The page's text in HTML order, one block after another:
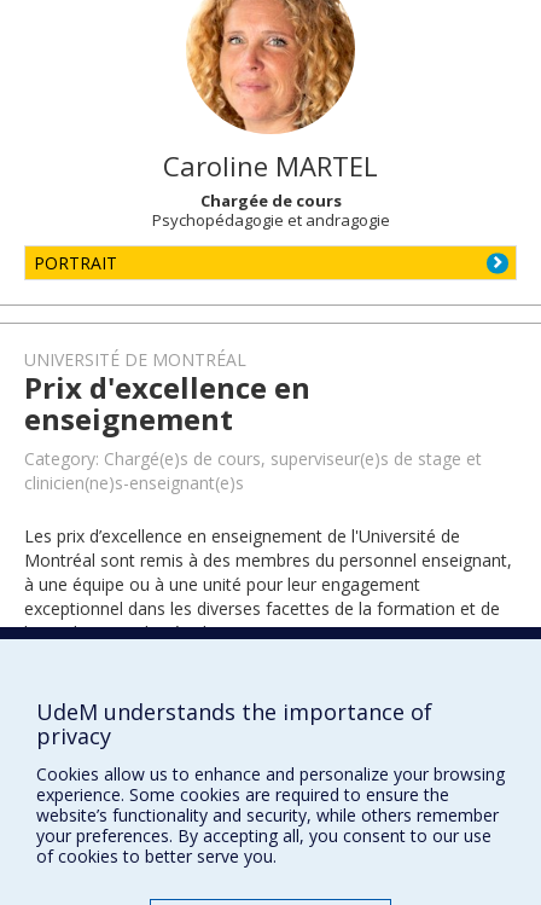
Caroline MARTEL
Chargée de cours
Psychopédagogie et andragogie
PORTRAIT
UNIVERSITÉ DE MONTRÉAL
Prix d'excellence en
enseignement
Category: Chargé(e)s de cours, superviseur(e)s de stage et
clinicien(ne)s-enseignant(e)s
Les prix d’excellence en enseignement de l'Université de
Montréal sont remis à des membres du personnel enseignant,
à une équipe ou à une unité pour leur engagement
exceptionnel dans les diverses facettes de la formation et de
l’encadrement des étudiants.
UdeM understands the importance of
privacy
Cookies allow us to enhance and personalize your browsing
experience. Some cookies are required to ensure the
website’s functionality and security, while others remember
your preferences. By accepting all, you consent to our use
of cookies to better serve you.